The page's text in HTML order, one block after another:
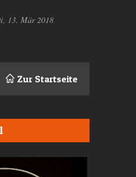
13. Mär 2018
Zur Startseite